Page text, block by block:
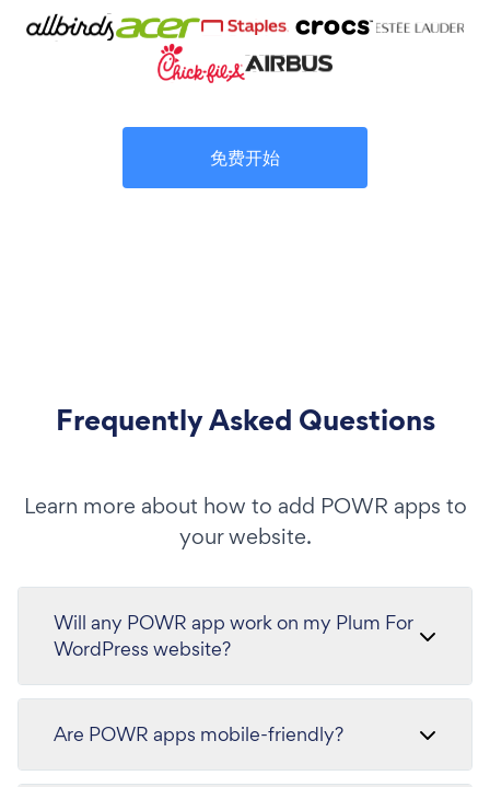
免费开始
Frequently Asked Questions
Learn more about how to add POWR apps to
your website.
Will any POWR app work on my Plum For
WordPress website?
Are POWR apps mobile-friendly?